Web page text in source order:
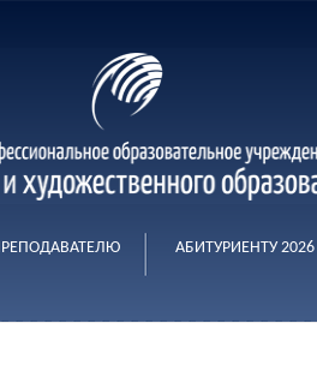
АБИТУРИЕНТУ 2026